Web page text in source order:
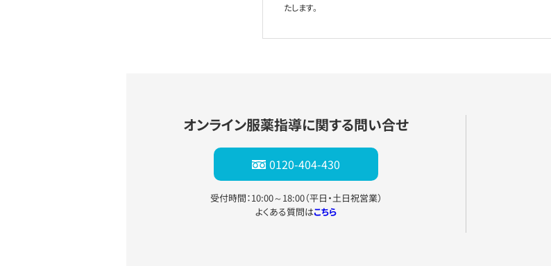
たします。
オンライン服薬指導に関する問い合せ
0120-404-430
受付時間：10:00～18:00（平日・土日祝営業）
よくある質問はこちら